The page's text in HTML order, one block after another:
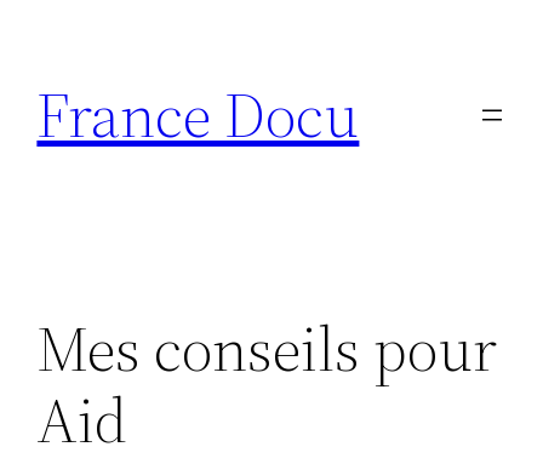
contenu
France Docu
Mes conseils pour
Aid